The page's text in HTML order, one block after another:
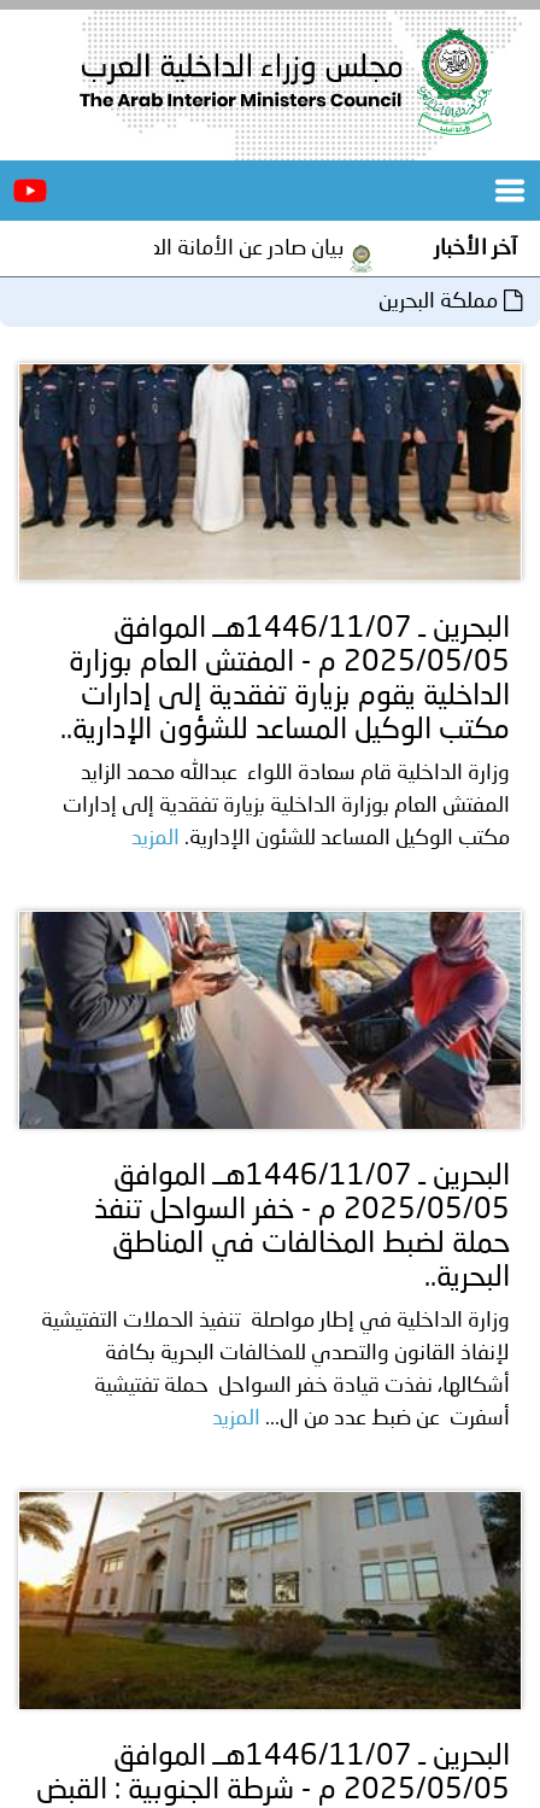
الرئيسية
المجلس
مؤتمرات
و
اجتماعات
جهود
و
إنجازات
برامج
توعوية
الخدمات
الإلكترونية
وفيديو
مجلة
أصداء
الأمانة
إعلانات
من
نحن
اتصل
آخر الأخبار بيان صادر عن الأمانة العامة لمجلس وزراء
مملكة البحرين
البحرين ـ 1446/11/07هــ الموافق
2025/05/05 م - المفتش العام بوزارة
الداخلية يقوم بزيارة تفقدية إلى إدارات
مكتب الوكيل المساعد للشؤون الإدارية..
وزارة الداخلية قام سعادة اللواء عبدالله محمد الزايد
المفتش العام بوزارة الداخلية بزيارة تفقدية إلى إدارات
مكتب الوكيل المساعد للشئون الإدارية.
المزيد
البحرين ـ 1446/11/07هــ الموافق
2025/05/05 م - خفر السواحل تنفذ
حملة لضبط المخالفات في المناطق
البحرية..
وزارة الداخلية في إطار مواصلة تنفيذ الحملات التفتيشية
لإنفاذ القانون والتصدي للمخالفات البحرية بكافة
أشكالها، نفذت قيادة خفر السواحل حملة تفتيشية
أسفرت عن ضبط عدد من ال...
المزيد
البحرين ـ 1446/11/07هــ الموافق
2025/05/05 م - شرطة الجنوبية : القبض